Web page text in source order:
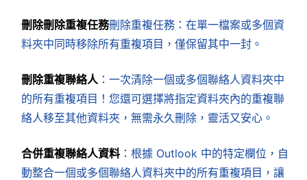
刪除刪除重複任務刪除重複任務：在單一檔案或多個資
料夾中同時移除所有重複項目，僅保留其中一封。
刪除重複聯絡人：一次清除一個或多個聯絡人資料夾中
的所有重複項目！您還可選擇將指定資料夾內的重複聯
絡人移至其他資料夾，無需永久刪除，靈活又安心。
合併重複聯絡人資料 ：根據 Outlook 中的特定欄位，自
動整合一個或多個聯絡人資料夾中的所有重複項目，讓